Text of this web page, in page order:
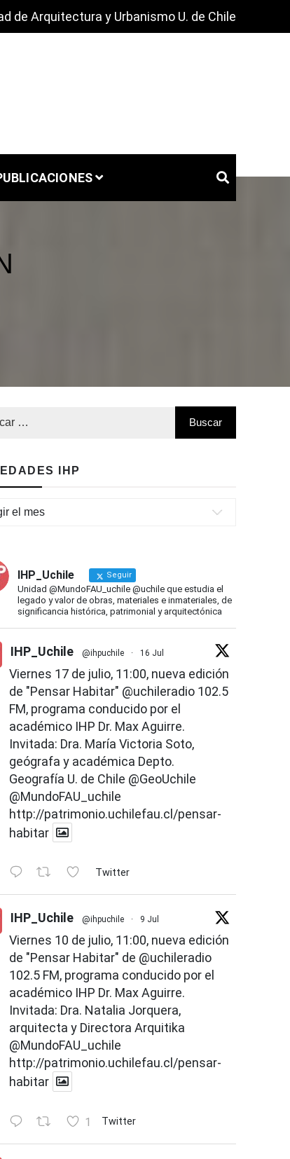
de Arquitectura y Urbanismo U. de Chile
IHP
IHP_Uchile Seguir
Unidad @MundoFAU_uchile @uchile que estudia el
legado y valor de obras, materiales e inmateriales, de
significancia histórica, patrimonial y arquitectónica
IHP_Uchile @ihpuchile · 16 Jul
Viernes 17 de julio, 11:00, nueva edición
de "Pensar Habitar" @uchileradio 102.5
FM, programa conducido por el
académico IHP Dr. Max Aguirre.
Invitada: Dra. María Victoria Soto,
geógrafa y académica Depto.
Geografía U. de Chile @GeoUchile
@MundoFAU_uchile
http://patrimonio.uchilefau.cl/pensar-
habitar
Twitter
IHP_Uchile @ihpuchile · 9 Jul
Viernes 10 de julio, 11:00, nueva edición
de "Pensar Habitar" de @uchileradio
102.5 FM, programa conducido por el
académico IHP Dr. Max Aguirre.
Invitada: Dra. Natalia Jorquera,
arquitecta y Directora Arquitika
@MundoFAU_uchile
http://patrimonio.uchilefau.cl/pensar-
habitar
1 Twitter